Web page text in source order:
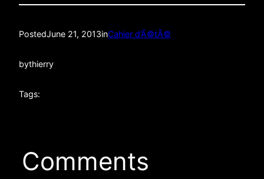
PostedJune 21, 2013inCahier d’Ã©tÃ©
bythierry
Tags:
Comments